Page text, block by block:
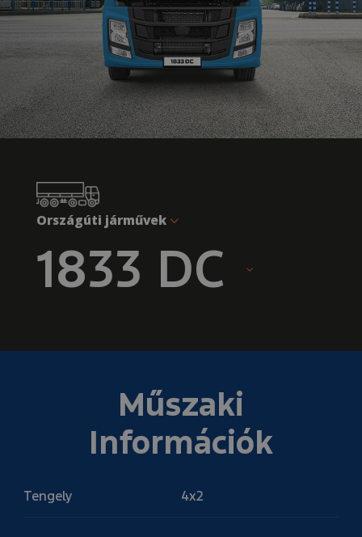
Országúti járművek
1833 DC
Műszaki
Információk
Tengely 4x2